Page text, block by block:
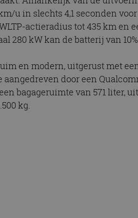
u in slechts 4,1 seconden
actieradius tot 435 km en
280 kW kan de batterij van
en modern, uitgerust met
door een
bagageruimte van 571 liter,
kg.